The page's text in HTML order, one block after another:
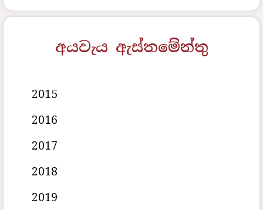
අයවැය ඇස්තමේන්තු
2015
2016
2017
2018
2019